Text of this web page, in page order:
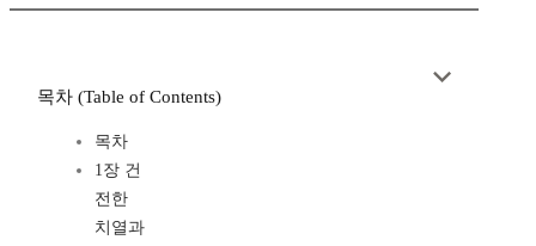
목차 (Table of Contents)
목차
1장 건
전한
치열과